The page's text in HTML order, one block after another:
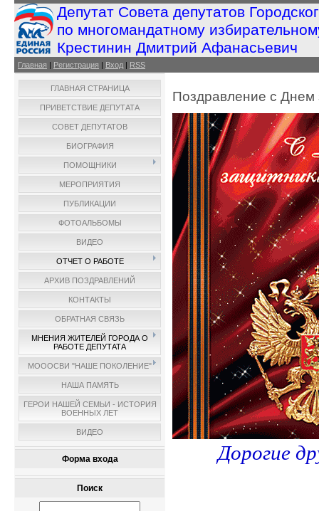
Депутат Совета депутатов
по многомандатному
Крестинин Дмитрий Афанасьевич
Главная | Регистрация | Вход | RSS
ГЛАВНАЯ СТРАНИЦА
ПРИВЕТСТВИЕ ДЕПУТАТА
СОВЕТ ДЕПУТАТОВ
БИОГРАФИЯ
ПОМОЩНИКИ
МЕРОПРИЯТИЯ
ПУБЛИКАЦИИ
ФОТОАЛЬБОМЫ
ВИДЕО
ОТЧЕТ О РАБОТЕ
АРХИВ ПОЗДРАВЛЕНИЙ
КОНТАКТЫ
ОБРАТНАЯ СВЯЗЬ
МНЕНИЯ ЖИТЕЛЕЙ ГОРОДА О
РАБОТЕ ДЕПУТАТА
МОООСВИ "НАШЕ ПОКОЛЕНИЕ"
НАША ПАМЯТЬ
ГЕРОИ НАШЕЙ СЕМЬИ - ИСТОРИЯ
ВОЕННЫХ ЛЕТ
ВИДЕО
Форма входа
Поиск
Поздравление с Днем
Дорогие